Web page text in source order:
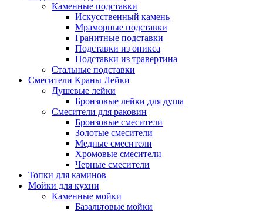
Каменные подставки
Искусственный камень
Мраморные подставки
Гранитные подставки
Подставки из оникса
Подставки из травертина
Стальные подставки
Смесители Краны Лейки
Душевые лейки
Бронзовые лейки для душа
Смесители для раковин
Бронзовые смесители
Золотые смесители
Медные смесители
Хромовые смесители
Черные смесители
Топки для каминов
Мойки для кухни
Каменные мойки
Базальтовые мойки